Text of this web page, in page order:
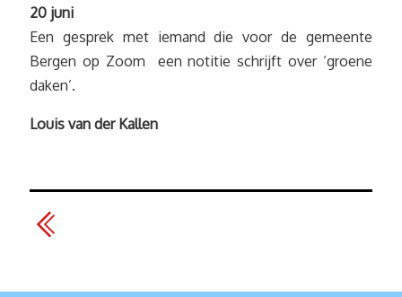
20 juni
Een gesprek met iemand die voor de gemeente
Bergen op Zoom een notitie schrijft over ‘groene
daken’.
Louis van der Kallen